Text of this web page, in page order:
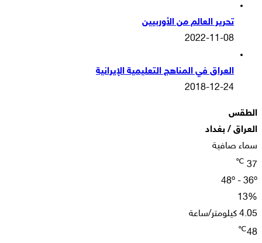
تحرير العالم من الأوربيين
2022-11-08
العراق في المناهج التعليمية الإيرانية
2018-12-24
الطقس
العراق / بغداد
سماء صافية
37
℃
48º - 36º
13%
4.05 كيلومتر/ساعة
48
℃